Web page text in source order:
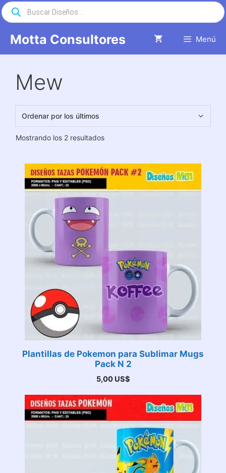
Saltar
al
Motta Consultores Menú
Búsqueda
de
productos
Mew
Mostrando los 2 resultadosOrdenado
últimos
Plantillas de Pokemon para Sublimar Mugs
Pack N 2
5,00 US$